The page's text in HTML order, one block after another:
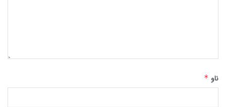
ناو *